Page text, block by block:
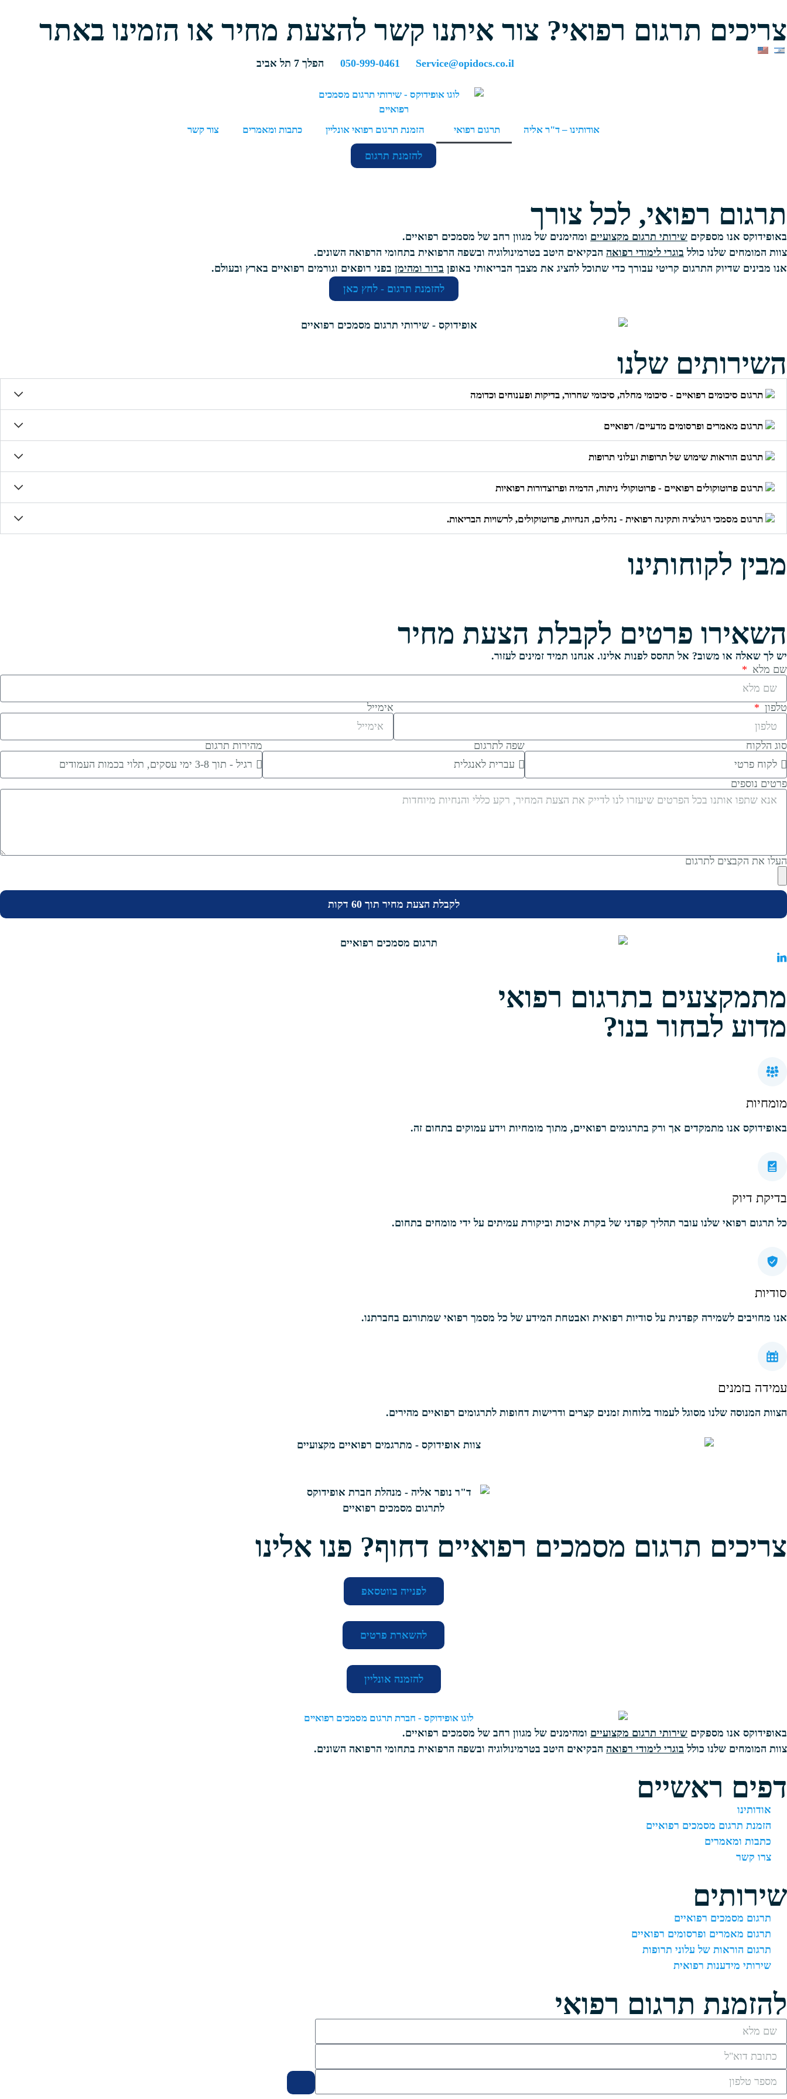
צריכים תרגום רפואי? צור איתנו קשר להצעת מחיר או הזמינו באתר
Service@opidocs.co.il
050-999-0461 הפלך 7 תל אביב
אודותינו – ד"ר אליה תרגום רפואי הזמנת תרגום רפואי אונליין כתבות ומאמרים צור קשר
להזמנת תרגום
תרגום רפואי, לכל צורך
באופידוקס אנו מספקים שירותי תרגום מקצועיים ומהימנים של מגוון רחב של מסמכים רפואיים.
צוות המומחים שלנו כולל בוגרי לימודי רפואה הבקיאים היטב בטרמינולוגיה ובשפה הרפואית בתחומי הרפואה השונים.
אנו מבינים שדיוק התרגום קריטי עבורך כדי שתוכל להציג את מצבך הבריאותי באופן ברור ומהימן בפני רופאים וגורמים רפואיים בארץ ובעולם.
להזמנת תרגום - לחץ כאן
השירותים שלנו
תרגום סיכומים רפואיים - סיכומי מחלה, סיכומי שחרור, בדיקות ופענוחים וכדומה
תרגום מאמרים ופרסומים מדעיים/ רפואיים
תרגום הוראות שימוש של תרופות ועלוני תרופות
תרגום פרוטוקולים רפואיים - פרוטוקולי ניתוח, הדמיה ופרוצדורות רפואיות
תרגום מסמכי רגולציה ותקינה רפואית - נהלים, הנחיות, פרוטוקולים, לרשויות הבריאות.
מבין לקוחותינו
השאירו פרטים לקבלת הצעת מחיר​
יש לך שאלה או משוב? אל תהסס לפנות אלינו. אנחנו תמיד זמינים לעזור.
שם מלא
טלפון אימייל
סוג הלקוח שפה לתרגום מהירות תרגום
פרטים נוספים
העלו את הקבצים לתרגום
לקבלת הצעת מחיר תוך 60 דקות
מתמקצעים בתרגום רפואי
מדוע לבחור בנו?
מומחיות
באופידוקס אנו מתמקדים אך ורק בתרגומים רפואיים, מתוך מומחיות וידע עמוקים בתחום זה.
בדיקת דיוק
כל תרגום רפואי שלנו עובר תהליך קפדני של בקרת איכות וביקורת עמיתים על ידי מומחים בתחום.
סודיות
אנו מחויבים לשמירה קפדנית על סודיות רפואית ואבטחת המידע של כל מסמך רפואי שמתורגם בחברתנו.
עמידה בזמנים
הצוות המנוסה שלנו מסוגל לעמוד בלוחות זמנים קצרים ודרישות דחופות לתרגומים רפואיים מהירים.
צריכים תרגום מסמכים רפואיים דחוף? פנו אלינו
לפנייה בווטסאפ
להשארת פרטים
להזמנה אונליין
באופידוקס אנו מספקים שירותי תרגום מקצועיים ומהימנים של מגוון רחב של מסמכים רפואיים.
צוות המומחים שלנו כולל בוגרי לימודי רפואה הבקיאים היטב בטרמינולוגיה ובשפה הרפואית בתחומי הרפואה השונים.
דפים ראשיים
אודותינו
הזמנת תרגום מסמכים רפואיים
כתבות ומאמרים
צרו קשר
שירותים
תרגום מסמכים רפואיים
תרגום מאמרים ופרסומים רפואיים
תרגום הוראות של עלוני תרופות
שירותי מידענות רפואית
להזמנת תרגום רפואי